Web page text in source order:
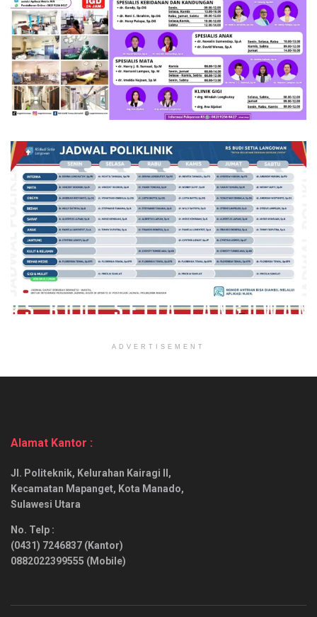
ADVERTISEMENT
Alamat Kantor :
Jl. Politeknik, Kelurahan Kairagi II,
Kecamatan Mapanget, Kota Manado,
Sulawesi Utara
No. Telp :
(0431) 7246837 (Kantor)
0882022399555 (Mobile)